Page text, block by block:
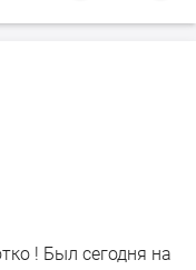
! Был сегодня на